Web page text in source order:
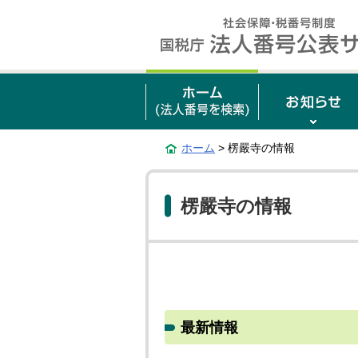
ホーム > 楞嚴寺の情報
楞嚴寺の情報
最新情報